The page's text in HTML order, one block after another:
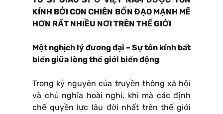
KÍNH BỞI CON CHIÊN BỔN ĐẠO MẠNH MẼ
HƠN RẤT NHIỀU NƠI TRÊN THẾ GIỚI
Một nghịch lý đương đại – Sự tôn kính bất
biến giữa lòng thế giới biến động
Trong kỷ nguyên của truyền thông xã hội
và chủ nghĩa hoài nghi, khi mà các định
chế quyền lực lâu đời nhất trên thế giới